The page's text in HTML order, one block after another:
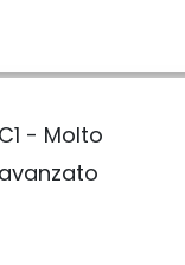
C1 - Molto
avanzato